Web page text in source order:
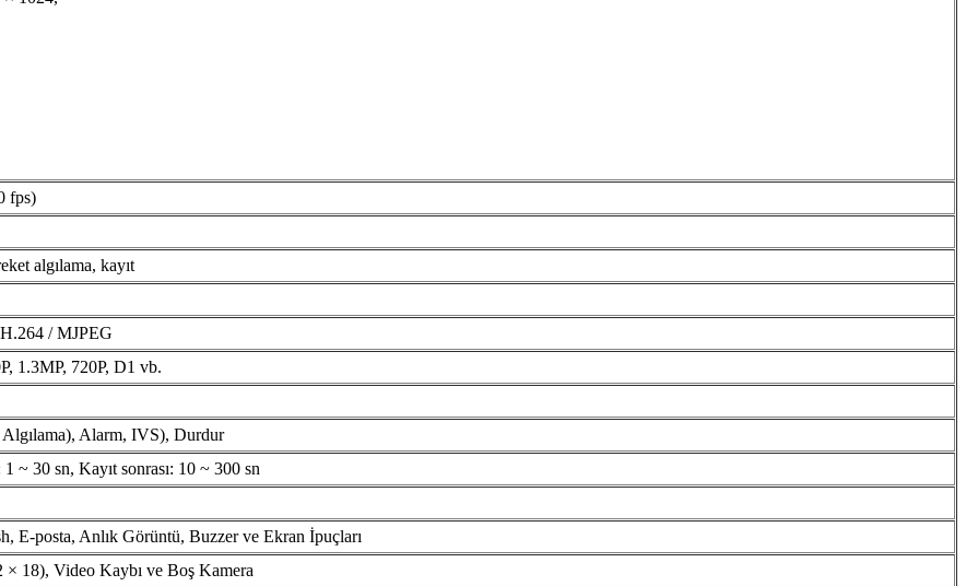
fps)
algılama, kayıt
/ MJPEG
1.3MP, 720P, D1 vb.
Alarm, IVS), Durdur
~ 30 sn, Kayıt sonrası: 10 ~ 300 sn
E-posta, Anlık Görüntü, Buzzer ve Ekran İpuçları
18), Video Kaybı ve Boş Kamera